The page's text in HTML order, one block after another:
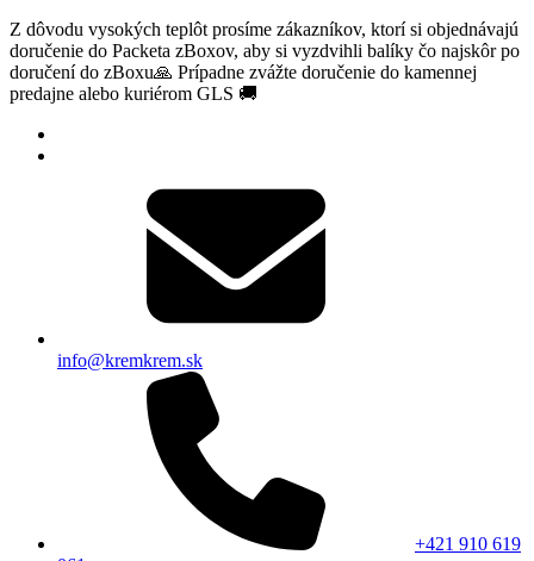
Z dôvodu vysokých teplôt prosíme zákazníkov, ktorí si objednávajú
doručenie do Packeta zBoxov, aby si vyzdvihli balíky čo najskôr po
doručení do zBoxu🙏 Prípadne zvážte doručenie do kamennej
predajne alebo kuriérom GLS 🚚
info@kremkrem.sk
+421 910 619